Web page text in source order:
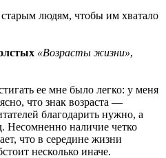
людям, чтобы им хватало
«Возрасты жизни»,
ее мне было легко: у меня
что знак возраста —
благодарить нужно, а
Несомненно наличие четко
что в середине жизни
несколько иначе.